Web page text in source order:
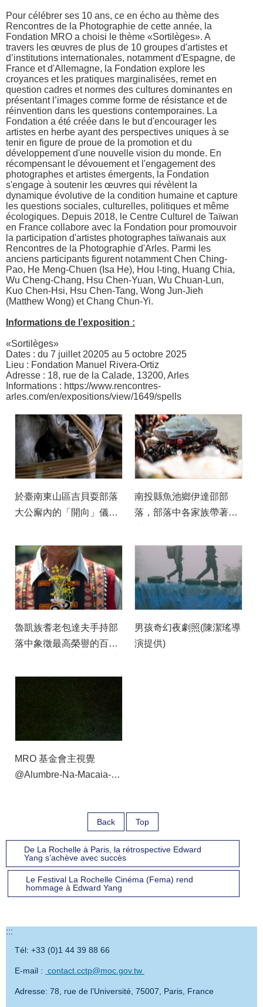
Pour célébrer ses 10 ans, ce en écho au thème des
Rencontres de la Photographie de cette année, la
Fondation MRO a choisi le thème «Sortilèges». A
travers les œuvres de plus de 10 groupes d'artistes et
d’institutions internationales, notamment d'Espagne, de
France et d'Allemagne, la Fondation explore les
croyances et les pratiques marginalisées, remet en
question cadres et normes des cultures dominantes en
présentant l’images comme forme de résistance et de
réinvention dans les questions contemporaines. La
Fondation a été créée dans le but d'encourager les
artistes en herbe ayant des perspectives uniques à se
tenir en figure de proue de la promotion et du
développement d'une nouvelle vision du monde. En
récompensant le dévouement et l'engagement des
photographes et artistes émergents, la Fondation
s'engage à soutenir les œuvres qui révèlent la
dynamique évolutive de la condition humaine et capture
les questions sociales, culturelles, politiques et même
écologiques. Depuis 2018, le Centre Culturel de Taïwan
en France collabore avec la Fondation pour promouvoir
la participation d'artistes photographes taïwanais aux
Rencontres de la Photographie d'Arles. Parmi les
anciens participants figurent notamment Chen Ching-
Pao, He Meng-Chuen (Isa He), Hou I-ting, Huang Chia,
Wu Cheng-Chang, Hsu Chen-Yuan, Wu Chuan-Lun,
Kuo Chen-Hsi, Hsu Chen-Tang, Wong Jun-Jieh
(Matthew Wong) et Chang Chun-Yi.
Informations de l’exposition :
«Sortilèges»
Dates : du 7 juillet 20205 au 5 octobre 2025
Lieu : Fondation Manuel Rivera-Ortiz
Adresse : 18, rue de la Calade, 13200, Arles
Informations : https://www.rencontres-
arles.com/en/expositions/view/1649/spells
於臺南東山區吉貝耍部落
大公廨內的「開向」儀
「向魂」（泛指好兄弟、
鬼魂）來到人間，祭壇上
左起為羊頭骨與兩顆牛頭
骨。農曆七月的「開向」
與「收向」儀式體現了西
拉雅族人對無形世界秩序
的理解。 (攝影／林彥廷
／報導者）
南投縣魚池鄉伊達邵部
落，部落中各家族帶著自
（女祭司）屋宅外準備祭
典。籃內放置著先祖的衣
物、特殊首飾代表祖靈。
（攝影／報導者／陳曉
威）
魯凱族耆老包達夫手持部
落中象徵最高榮譽的百合
尊崇，被稱為「獵王」，
代表其高超的狩獵技藝、
文化的深刻體現 。（攝影
／林彥廷／報導者）
男孩奇幻夜劇照(陳潔瑤導
演提供)
MRO 基金會主視覺
@Alumbre-Na-Macaia-
Back Top
De La Rochelle à Paris, la rétrospective Edward
Yang s’achève avec succès
Le Festival La Rochelle Cinéma (Fema) rend
hommage à Edward Yang
:::
Tél: +33 (0)1 44 39 88 66
E-mail : contact.cctp@moc.gov.tw
Adresse: 78, rue de l’Université, 75007, Paris, France